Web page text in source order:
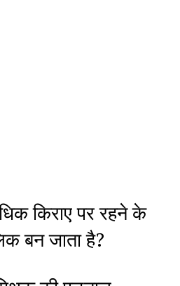
किराए पर रहने के
बन जाता है?